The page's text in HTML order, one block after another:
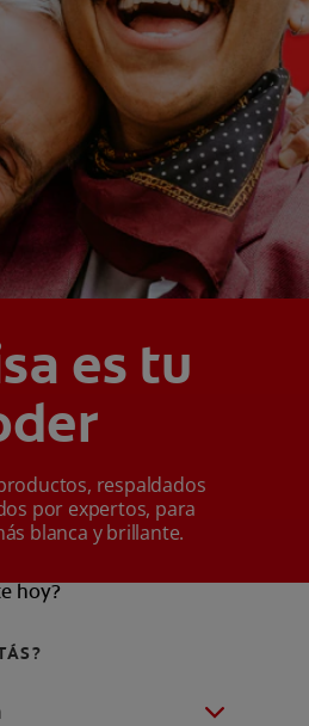
es tu
respaldados
por expertos, para
blanca y brillante.
hoy?